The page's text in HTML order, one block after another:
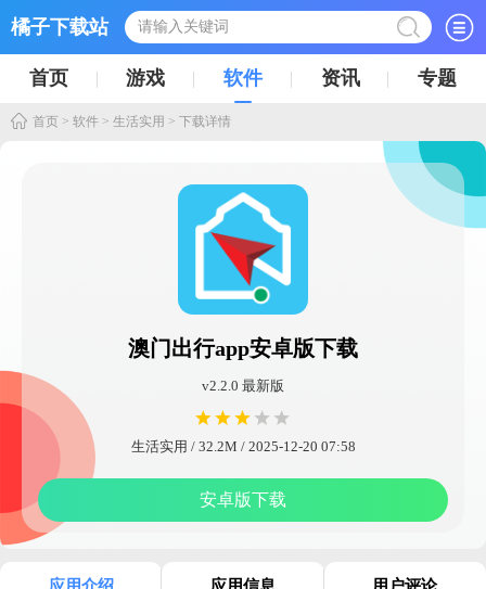
橘子下载站
首页 游戏 软件 资讯 专题
首页 > 软件 > 生活实用 > 下载详情
澳门出行app安卓版下载
v2.2.0 最新版
生活实用 / 32.2M / 2025-12-20 07:58
安卓版下载